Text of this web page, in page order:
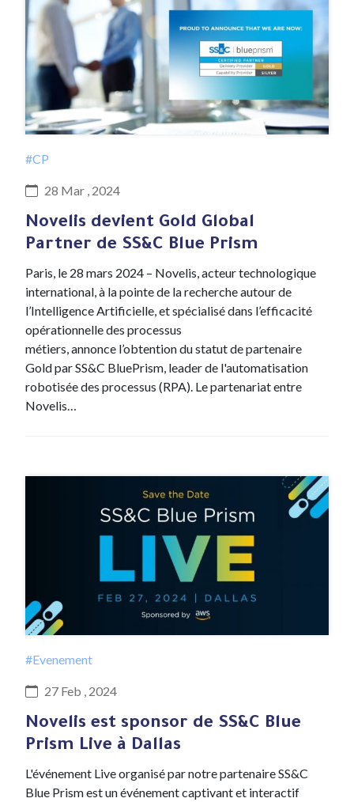
#CP
28 Mar , 2024
Novelis devient Gold Global
Partner de SS&C Blue Prism
Paris, le 28 mars 2024 – Novelis, acteur technologique
international, à la pointe de la recherche autour de
l’Intelligence Artificielle, et spécialisé dans l’efficacité
opérationnelle des processus
métiers, annonce l’obtention du statut de partenaire
Gold par SS&C BluePrism, leader de l'automatisation
robotisée des processus (RPA). Le partenariat entre
Novelis…
#Evenement
27 Feb , 2024
Novelis est sponsor de SS&C Blue
Prism Live à Dallas
L'événement Live organisé par notre partenaire SS&C
Blue Prism est un événement captivant et interactif